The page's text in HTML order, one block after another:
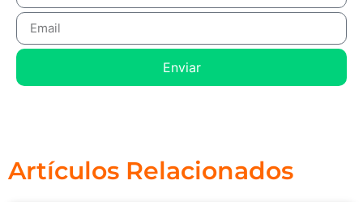
Enviar
Artículos Relacionados